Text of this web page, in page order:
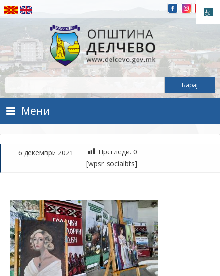
Прескокнете на содржината
Општина Делчево
Општина Делчево
Мени
6 декември 2021 Прегледи: 0
[wpsr_socialbts]